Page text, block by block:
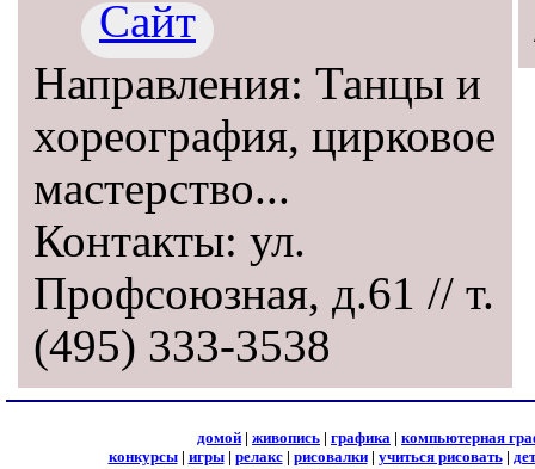
Сайт
Направления: Танцы и
хореография, цирковое
мастерство...
Контакты: ул.
Профсоюзная, д.61 // т.
(495) 333-3538
домой | живопись | графика | компьютерная
конкурсы| игры| релакс| рисовалки| учиться рисовать|